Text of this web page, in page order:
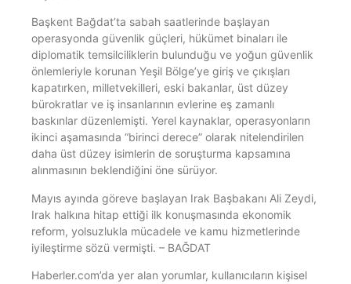
Başkent Bağdat’ta sabah saatlerinde başlayan
operasyonda güvenlik güçleri, hükümet binaları ile
diplomatik temsilciliklerin bulunduğu ve yoğun güvenlik
önlemleriyle korunan Yeşil Bölge’ye giriş ve çıkışları
kapatırken, milletvekilleri, eski bakanlar, üst düzey
bürokratlar ve iş insanlarının evlerine eş zamanlı
baskınlar düzenlemişti. Yerel kaynaklar, operasyonların
ikinci aşamasında “birinci derece” olarak nitelendirilen
daha üst düzey isimlerin de soruşturma kapsamına
alınmasının beklendiğini öne sürüyor.
Mayıs ayında göreve başlayan Irak Başbakanı Ali Zeydi,
Irak halkına hitap ettiği ilk konuşmasında ekonomik
reform, yolsuzlukla mücadele ve kamu hizmetlerinde
iyileştirme sözü vermişti. – BAĞDAT
Haberler.com’da yer alan yorumlar, kullanıcıların kişisel